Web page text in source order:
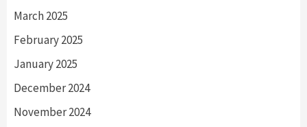
March 2025
February 2025
January 2025
December 2024
November 2024